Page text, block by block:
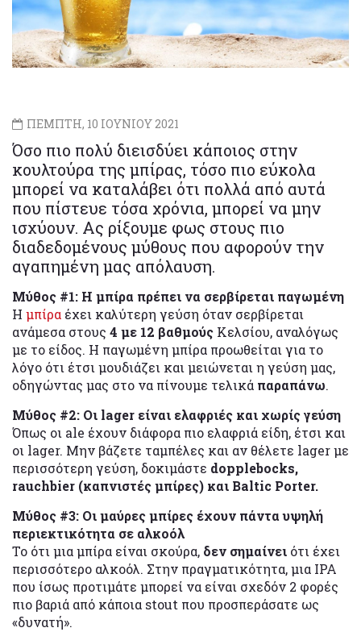
ΠΕΜΠΤΗ, 10 ΙΟΥΝΙΟΥ 2021
Όσο πιο πολύ διεισδύει κάποιος στην
κουλτούρα της μπίρας, τόσο πιο εύκολα
μπορεί να καταλάβει ότι πολλά από αυτά
που πίστευε τόσα χρόνια, μπορεί να μην
ισχύουν. Ας ρίξουμε φως στους πιο
διαδεδομένους μύθους που αφορούν την
αγαπημένη μας απόλαυση.
Μύθος #1: Η μπίρα πρέπει να σερβίρεται παγωμένη
Η μπίρα έχει καλύτερη γεύση όταν σερβίρεται
ανάμεσα στους 4 με 12 βαθμούς Κελσίου, αναλόγως
με το είδος. Η παγωμένη μπίρα προωθείται για το
λόγο ότι έτσι μουδιάζει και μειώνεται η γεύση μας,
οδηγώντας μας στο να πίνουμε τελικά παραπάνω.
Μύθος #2: Οι lager είναι ελαφριές και χωρίς γεύση
Όπως οι ale έχουν διάφορα πιο ελαφριά είδη, έτσι και
οι lager. Μην βάζετε ταμπέλες και αν θέλετε lager με
περισσότερη γεύση, δοκιμάστε dopplebocks,
rauchbier (καπνιστές μπίρες) και Baltic Porter.
Μύθος #3: Οι μαύρες μπίρες έχουν πάντα υψηλή
περιεκτικότητα σε αλκοόλ
Το ότι μια μπίρα είναι σκούρα, δεν σημαίνει ότι έχει
περισσότερο αλκοόλ. Στην πραγματικότητα, μια IPA
που ίσως προτιμάτε μπορεί να είναι σχεδόν 2 φορές
πιο βαριά από κάποια stout που προσπεράσατε ως
«δυνατή».